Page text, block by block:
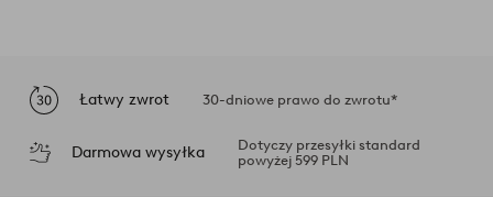
Łatwy zwrot 30-dniowe prawo do zwrotu*
Darmowa wysyłka
Dotyczy przesyłki standard
powyżej 599 PLN